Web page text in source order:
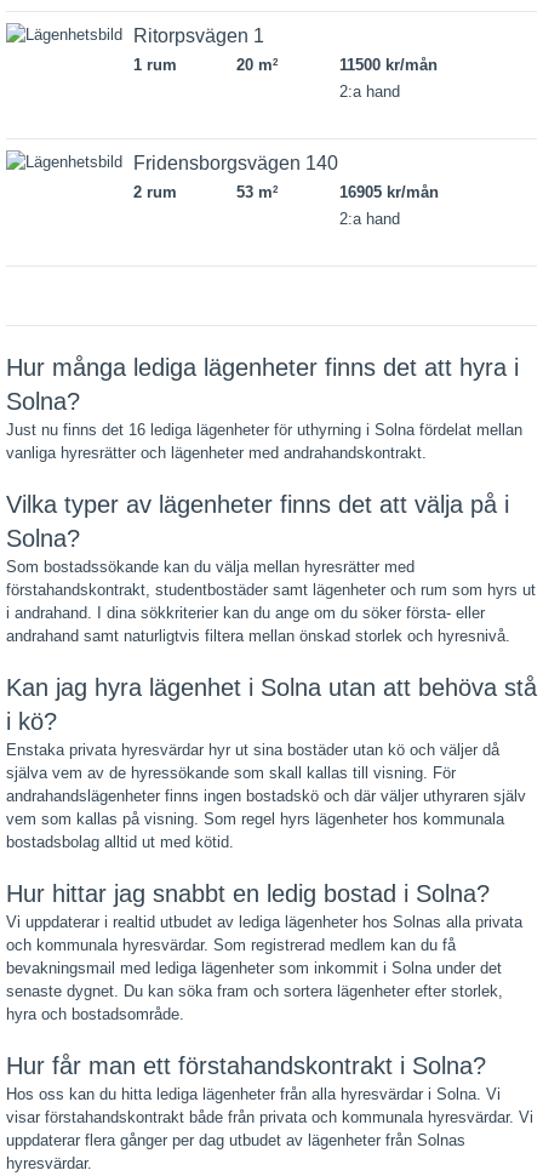
Ritorpsvägen 1
1 rum 20 m2
11500 kr/mån
2:a hand
Fridensborgsvägen 140
2 rum 53 m2
16905 kr/mån
2:a hand
Hur många lediga lägenheter finns det att hyra i
Solna?
Just nu finns det 16 lediga lägenheter för uthyrning i Solna fördelat mellan
vanliga hyresrätter och lägenheter med andrahandskontrakt.
Vilka typer av lägenheter finns det att välja på i
Solna?
Som bostadssökande kan du välja mellan hyresrätter med
förstahandskontrakt, studentbostäder samt lägenheter och rum som hyrs ut
i andrahand. I dina sökkriterier kan du ange om du söker första- eller
andrahand samt naturligtvis filtera mellan önskad storlek och hyresnivå.
Kan jag hyra lägenhet i Solna utan att behöva stå
i kö?
Enstaka privata hyresvärdar hyr ut sina bostäder utan kö och väljer då
själva vem av de hyressökande som skall kallas till visning. För
andrahandslägenheter finns ingen bostadskö och där väljer uthyraren själv
vem som kallas på visning. Som regel hyrs lägenheter hos kommunala
bostadsbolag alltid ut med kötid.
Hur hittar jag snabbt en ledig bostad i Solna?
Vi uppdaterar i realtid utbudet av lediga lägenheter hos Solnas alla privata
och kommunala hyresvärdar. Som registrerad medlem kan du få
bevakningsmail med lediga lägenheter som inkommit i Solna under det
senaste dygnet. Du kan söka fram och sortera lägenheter efter storlek,
hyra och bostadsområde.
Hur får man ett förstahandskontrakt i Solna?
Hos oss kan du hitta lediga lägenheter från alla hyresvärdar i Solna. Vi
visar förstahandskontrakt både från privata och kommunala hyresvärdar. Vi
uppdaterar flera gånger per dag utbudet av lägenheter från Solnas
hyresvärdar.